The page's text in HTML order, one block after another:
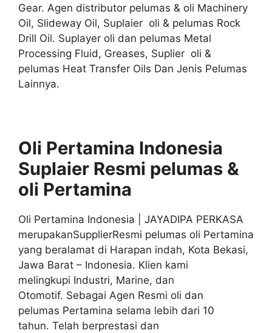
Gear. Agen distributor pelumas & oli Machinery
Oil, Slideway Oil, Suplaier oli & pelumas Rock
Drill Oil. Suplayer oli dan pelumas Metal
Processing Fluid, Greases, Suplier oli &
pelumas Heat Transfer Oils Dan Jenis Pelumas
Lainnya.
Oli Pertamina Indonesia
Suplaier Resmi pelumas &
oli Pertamina
Oli Pertamina Indonesia | JAYADIPA PERKASA
merupakanSupplierResmi pelumas oli Pertamina
yang beralamat di Harapan indah, Kota Bekasi,
Jawa Barat – Indonesia. Klien kami
melingkupi Industri, Marine, dan
Otomotif. Sebagai Agen Resmi oli dan
pelumas Pertamina selama lebih dari 10
tahun. Telah berprestasi dan